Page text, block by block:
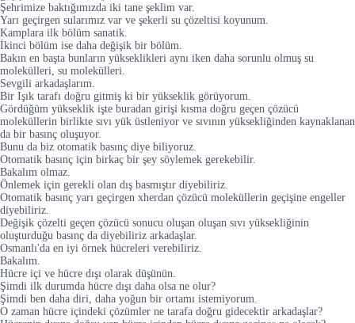
Şehrimize baktığımızda iki tane şeklim var.
Yarı geçirgen sularımız var ve şekerli su çözeltisi koyunum.
Kamplara ilk bölüm sanatik.
İkinci bölüm ise daha değişik bir bölüm.
Bakın en başta bunların yükseklikleri aynı iken daha sorunlu olmuş su
molekülleri, su molekülleri.
Sevgili arkadaşlarım.
Bir Işık tarafı doğru gitmiş ki bir yükseklik görüyorum.
Gördüğüm yükseklik işte buradan girişi kısma doğru geçen çözücü
moleküllerin birlikte sıvı yük üstleniyor ve sıvının yüksekliğinden kaynaklanan
da bir basınç oluşuyor.
Bunu da biz otomatik basınç diye biliyoruz.
Otomatik basınç için birkaç bir şey söylemek gerekebilir.
Bakalım olmaz.
Önlemek için gerekli olan dış basmıştır diyebiliriz.
Otomatik basınç yarı geçirgen xherdan çözücü moleküllerin geçişine engeller
diyebiliriz.
Değişik çözelti geçen çözücü sonucu oluşan oluşan sıvı yüksekliğinin
oluşturduğu basınç da diyebiliriz arkadaşlar.
Osmanlı'da en iyi örnek hücreleri verebiliriz.
Bakalım.
Hücre içi ve hücre dışı olarak düşünün.
Şimdi ilk durumda hücre dışı daha olsa ne olur?
Şimdi ben daha diri, daha yoğun bir ortamı istemiyorum.
O zaman hücre içindeki çözümler ne tarafa doğru gidecektir arkadaşlar?